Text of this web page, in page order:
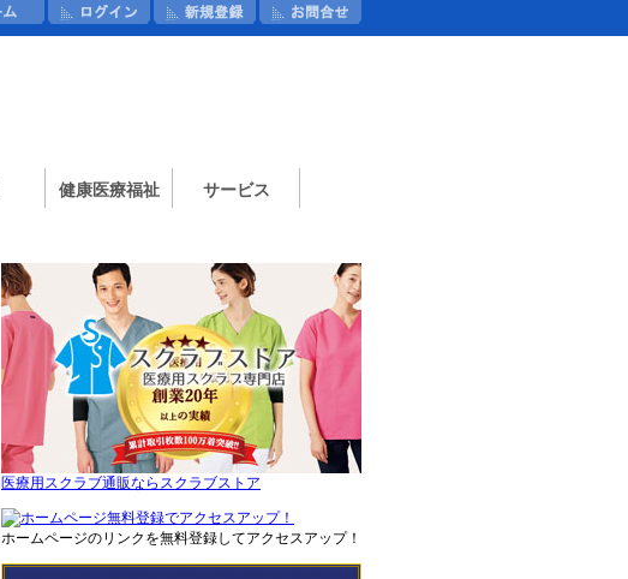
健康医療福祉 サービス
医療用スクラブ通販ならスクラブストア
ホームページのリンクを無料登録してアクセスアップ！